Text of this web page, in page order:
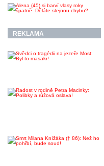
REKLAMA